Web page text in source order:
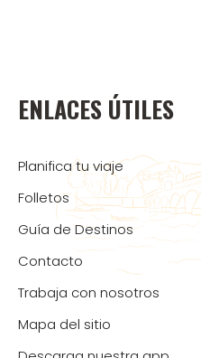
ENLACES ÚTILES
Planifica tu viaje
Folletos
Guía de Destinos
Contacto
Trabaja con nosotros
Mapa del sitio